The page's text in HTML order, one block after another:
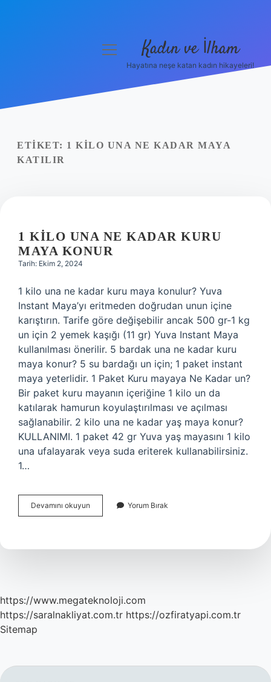
Yasal Uyarı
menüyü
Kadın ve İlham
Hayatına neşe katan kadın hikayeleri!
ETIKET: 1 KILO UNA NE KADAR MAYA
KATILIR
1 KILO UNA NE KADAR KURU
MAYA KONUR
Tarih: Ekim 2, 2024
1 kilo una ne kadar kuru maya konulur? Yuva
Instant Maya’yı eritmeden doğrudan unun içine
karıştırın. Tarife göre değişebilir ancak 500 gr-1 kg
un için 2 yemek kaşığı (11 gr) Yuva Instant Maya
kullanılması önerilir. 5 bardak una ne kadar kuru
maya konur? 5 su bardağı un için; 1 paket instant
maya yeterlidir. 1 Paket Kuru mayaya Ne Kadar un?
Bir paket kuru mayanın içeriğine 1 kilo un da
katılarak hamurun koyulaştırılması ve açılması
sağlanabilir. 2 kilo una ne kadar yaş maya konur?
KULLANIMI. 1 paket 42 gr Yuva yaş mayasını 1 kilo
una ufalayarak veya suda eriterek kullanabilirsiniz.
1…
Devamını okuyun
Kilo
Kadar
Yorum Bırak
https://www.megateknoloji.com
https://saralnakliyat.com.tr https://ozfiratyapi.com.tr
Sitemap